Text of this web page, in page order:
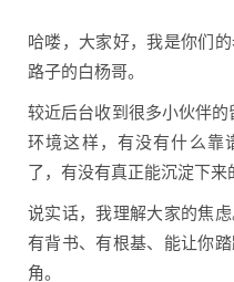
哈喽，大家好，我是你们
路子的白杨哥。
较近后台收到很多小伙伴
环境这样，有没有什么靠
了，有没有真正能沉淀下来
说实话，我理解大家的焦
有背书、有根基、能让你
角。